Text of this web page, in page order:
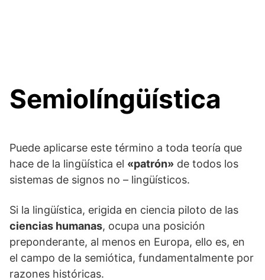
Semiolíngüística
Puede aplicarse este término a toda teoría que
hace de la lingüística el «patrón» de todos los
sistemas de signos no – lingüísticos.
Si la lingüística, erigida en ciencia piloto de las
ciencias humanas, ocupa una posición
preponderante, al menos en Europa, ello es, en
el campo de la semiótica, fundamentalmente por
razones históricas.